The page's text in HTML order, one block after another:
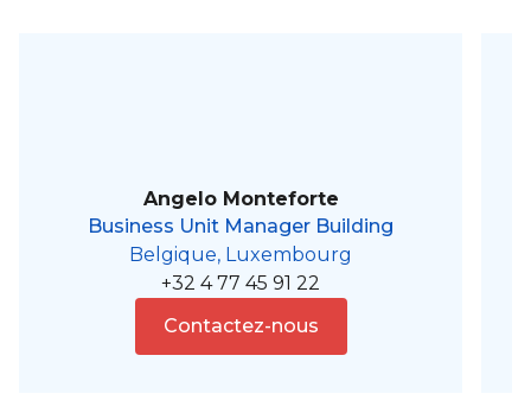
Angelo Monteforte
Business Unit Manager Building
Belgique, Luxembourg
+32 4 77 45 91 22
Contactez-nous